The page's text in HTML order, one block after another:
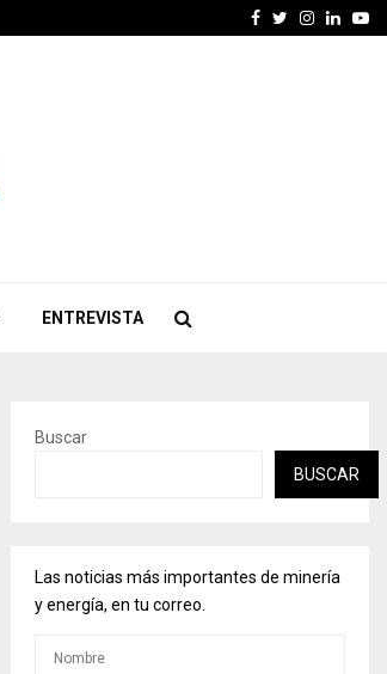
Facebook
Twitter
ENTREVISTA
Buscar
BUSCAR
Las noticias más importantes de minería
y energía, en tu correo.